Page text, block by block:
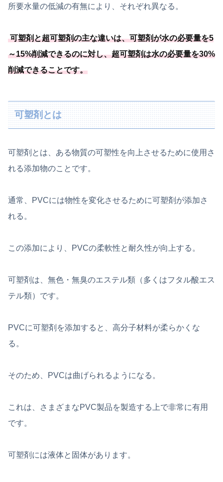
所要水量の低減の有無により、それぞれ異なる。
可塑剤と超可塑剤の主な違いは、可塑剤が水の必要量を5
～15%削減できるのに対し、超可塑剤は水の必要量を30%
削減できることです。
可塑剤とは
可塑剤とは、ある物質の可塑性を向上させるために使用さ
れる添加物のことです。
通常、PVCには物性を変化させるために可塑剤が添加さ
れる。
この添加により、PVCの柔軟性と耐久性が向上する。
可塑剤は、無色・無臭のエステル類（多くはフタル酸エス
テル類）です。
PVCに可塑剤を添加すると、高分子材料が柔らかくな
る。
そのため、PVCは曲げられるようになる。
これは、さまざまなPVC製品を製造する上で非常に有用
です。
可塑剤には液体と固体があります。